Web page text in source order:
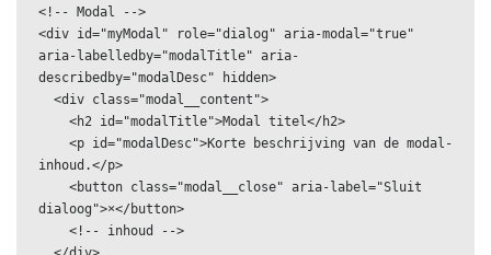
<!-- Modal -->
<div id="myModal" role="dialog" aria-modal="true"
aria-labelledby="modalTitle" aria-
describedby="modalDesc" hidden>
inhoud.</p>
dialoog">×</button>